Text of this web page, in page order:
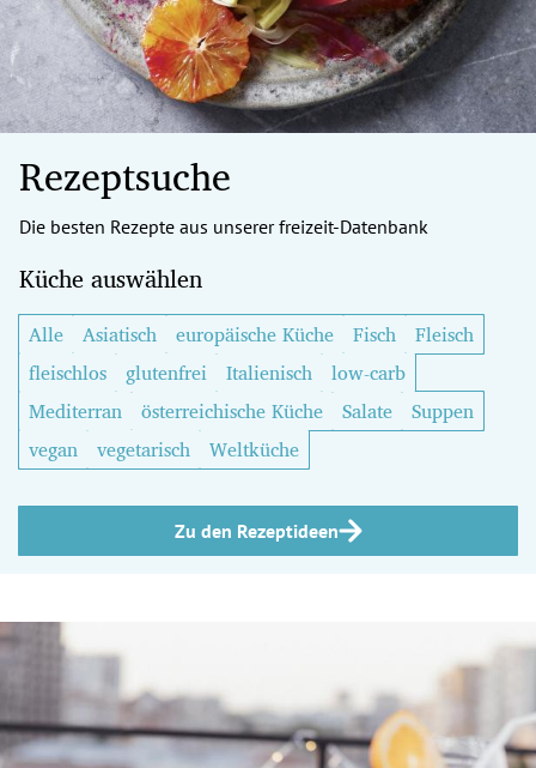
Rezeptsuche
Die besten Rezepte aus unserer freizeit-Datenbank
Küche auswählen
Alle Asiatisch europäische Küche Fisch
Fleisch
fleischlos
glutenfrei Italienisch
low-carb
Mediterran
österreichische Küche Salate
Suppen
vegan
vegetarisch Weltküche
Zu den Rezeptideen